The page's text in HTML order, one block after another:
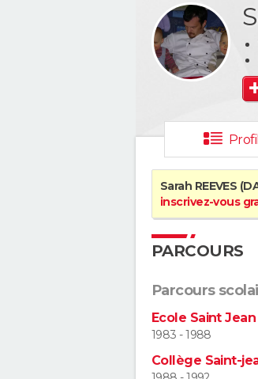
Profil
Sarah REEVES
inscrivez-vous
PARCOURS
Parcours
Ecole Saint
1983 - 1988
Collège Saint-